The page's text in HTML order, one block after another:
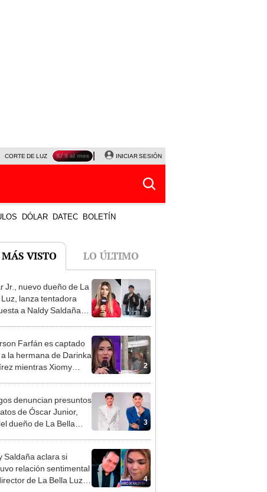
CORTE DE LUZ VIERNES 7 DE AGOSTO ALBERTO BENAVIDES
INICIAR SESIÓN
DÓLAR DATEC BOLETÍN
VISTO LO ÚLTIMO
1
Jr., nuevo dueño de La
Luz, lanza tentadora
a Naldy Saldaña
ley”
2
Farfán es captado
la hermana de Darinka
mientras Xiomy
3
denuncian presuntos
de Óscar Junior,
dueño de La Bella
4
Saldaña aclara si
relación sentimental
de La Bella Luz